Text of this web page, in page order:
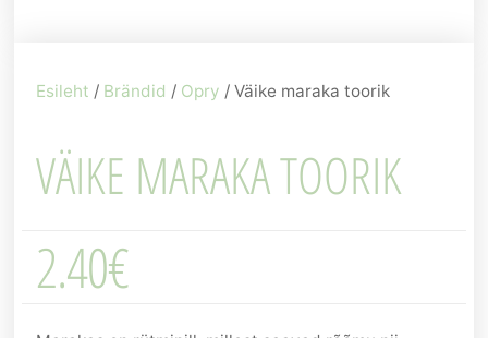
Esileht / Brändid / Opry / Väike maraka toorik
VÄIKE MARAKA TOORIK
2.40€